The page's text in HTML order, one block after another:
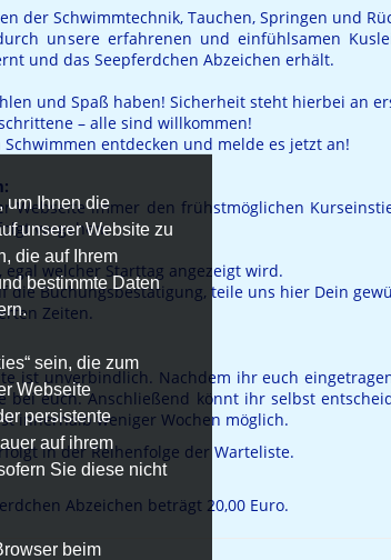
um Ihnen die
unserer Website zu
die auf Ihrem
bestimmte Daten
sein, die zum
Webseite
persistente
auf ihrem
Sie diese nicht
beim
der Schwimmtechnik, Tauchen, Springen und
unsere erfahrenen und einfühlsamen
und das Seepferdchen Abzeichen erhält.
und Spaß haben! Sicherheit steht hierbei an
– alle sind willkommen!
entdecken und melde es jetzt an!
Webseite immer den frühstmöglichen
vorgehen:
egal welcher Starttag angezeigt wird.
die Buchungsbestätigung, teile uns hier Dein
Zeiten.
ist unverbindlich. Nachdem ihr euch
bei euch. Anschließend könnt ihr selbst
innerhalb weniger Wochen möglich.
in der Reihenfolge der Warteliste.
Abzeichen beträgt 20,00 Euro.